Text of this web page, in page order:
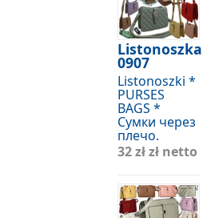
Listonoszka
0907
Listonoszki *
PURSES
BAGS *
Сумки через
плечо.
32 złzł netto